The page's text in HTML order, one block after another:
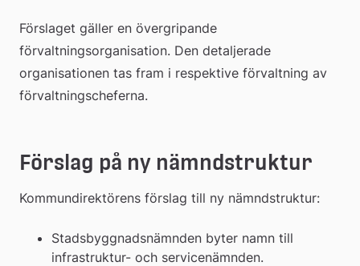
Förslaget gäller en övergripande
förvaltningsorganisation. Den detaljerade
organisationen tas fram i respektive förvaltning av
förvaltningscheferna.
Förslag på ny nämndstruktur
Kommundirektörens förslag till ny nämndstruktur:
Stadsbyggnadsnämnden byter namn till
infrastruktur- och servicenämnden.